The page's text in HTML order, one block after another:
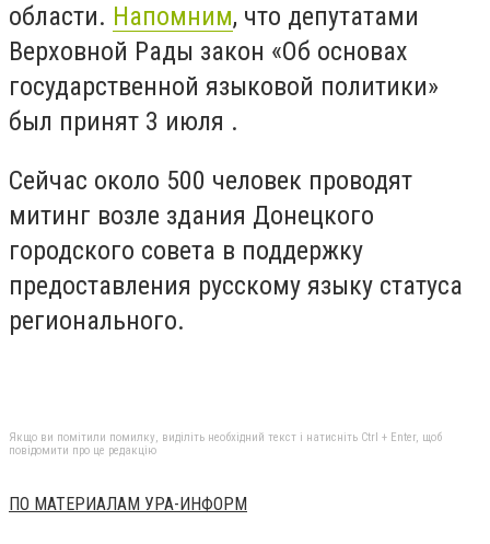
области. Напомним, что депутатами
Верховной Рады закон «Об основах
государственной языковой политики»
был принят 3 июля .
Сейчас около 500 человек проводят
митинг возле здания Донецкого
городского совета в поддержку
предоставления русскому языку статуса
регионального.
Якщо ви помітили помилку, виділіть необхідний текст і натисніть Ctrl + Enter, щоб
повідомити про це редакцію
ПО МАТЕРИАЛАМ УРА-ИНФОРМ